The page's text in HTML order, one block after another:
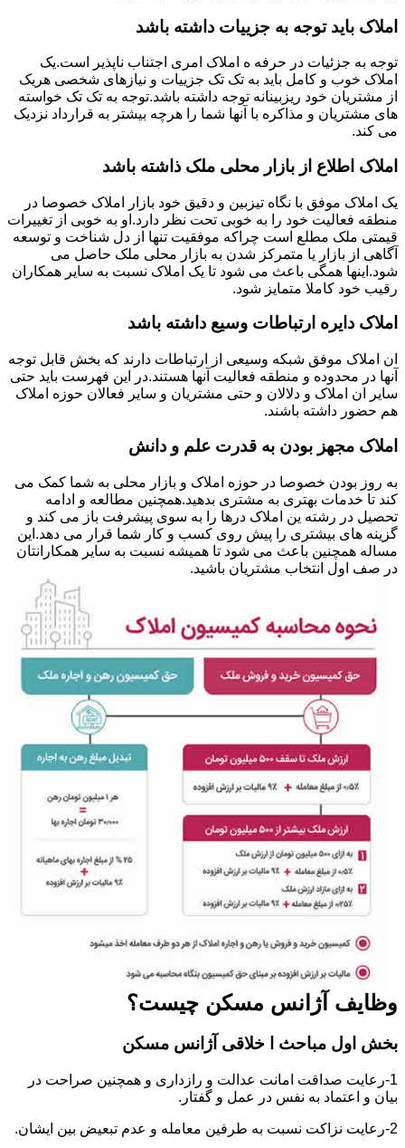
املاک باید توجه به جزییات داشته باشد
توجه به جزئیات در حرفه ه املاک امری اجتناب ناپذیر است.یک
املاک خوب و کامل باید به تک تک جزییات و نیازهای شخصی هریک
از مشتریان خود ریزبینانه توجه داشته باشد.توجه به تک تک خواسته
های مشتریان و مذاکره با آنها شما را هرچه بیشتر به قرارداد نزدیک
می کند.
املاک اطلاع از بازار محلی ملک ذاشته باشد
یک املاک موفق با نگاه تیزبین و دقیق خود بازار املاک خصوصا در
منطقه فعالیت خود را به خوبی تحت نظر دارد.او به خوبی از تغییرات
قیمتی ملک مطلع است چراکه موفقیت تنها از دل شناخت و توسعه
آگاهی از بازار یا متمرکز شدن به بازار محلی ملک حاصل می
شود.اینها همگی باعث می شود تا یک املاک نسبت به سایر همکاران
رقیب خود کاملا متمایز شود.
املاک دایره ارتباطات وسیع داشته باشد
ان املاک موفق شبکه وسیعی از ارتباطات دارند که بخش قابل توجه
آنها در محدوده و منطقه فعالیت آنها هستند.در این فهرست باید حتی
سایر ان املاک و دلالان و حتی مشتریان و سایر فعالان حوزه املاک
هم حضور داشته باشند.
املاک مجهز بودن به قدرت علم و دانش
به روز بودن خصوصا در حوزه املاک و بازار محلی به شما کمک می
کند تا خدمات بهتری به مشتری بدهید.همچنین مطالعه و ادامه
تحصیل در رشته ین املاک درها را به سوی پیشرفت باز می کند و
گزینه های بیشتری را پیش روی کسب و کار شما قرار می دهد.این
مساله همچنین باعث می شود تا همیشه نسبت به سایر همکارانتان
در صف اول انتخاب مشتریان باشید.
وظایف آژانس مسکن چیست؟
بخش اول مباحث ا خلاقی آژانس مسکن
1-رعایت صداقت امانت عدالت و رازداری و همچنین صراحت در
بیان و اعتماد به نفس در عمل و گفتار.
2-رعایت نزاکت نسبت به طرفین معامله و عدم تبعیض بین ایشان.